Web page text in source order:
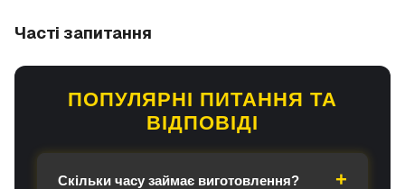
Часті запитання
ПОПУЛЯРНІ ПИТАННЯ ТА
ВІДПОВІДІ
Скільки часу займає виготовлення?